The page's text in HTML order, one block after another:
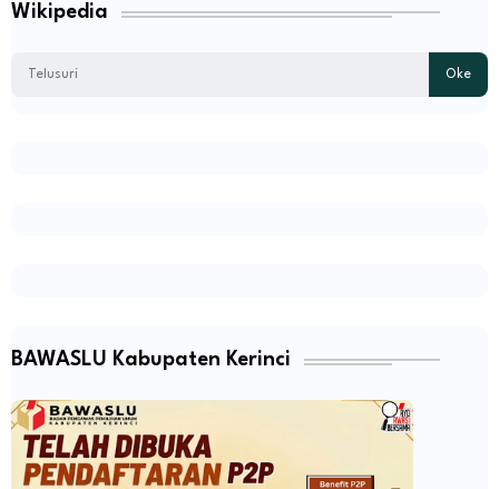
Wikipedia
BAWASLU Kabupaten Kerinci